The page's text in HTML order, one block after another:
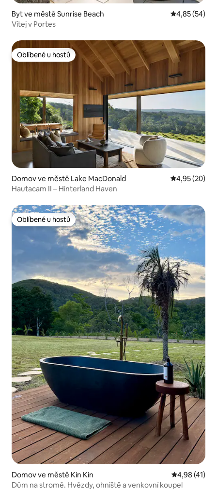
Byt ve městě Sunrise Beach Průměrné
4,85 (54)
Vítej v Portes
Oblíbené u hostů
Oblíbené u hostů
Domov ve městě Lake MacDonald Průměrné
4,95 (20)
Hautacam II – Hinterland Haven
Oblíbené u hostů
Oblíbené u hostů
Domov ve městě Kin Kin Průměrné
4,98 (41)
Dům na stromě. Hvězdy, ohniště a venkovní koupel